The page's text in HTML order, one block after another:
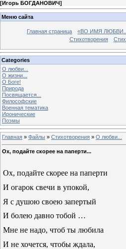
[Игорь БОГДАНОВИЧ]
Меню сайта
Главная страница «ВО ИМЯ
Стихотворения
Categories
О любви...
О жизни...
О Боге!
Природа
Посвящается...
Философские
Военная тематика
Иронические
Поэмы
Главная » Файлы » Стихотворения » О любви...
Ох, подайте скорее на паперти...
Ох, подайте скорее на паперти
И огарок свечи в упокой,
Я с душою своею запертый
И болею давно тобой …
Мне не надо, чтоб ты любила
И не хочется, чтобы ждала,